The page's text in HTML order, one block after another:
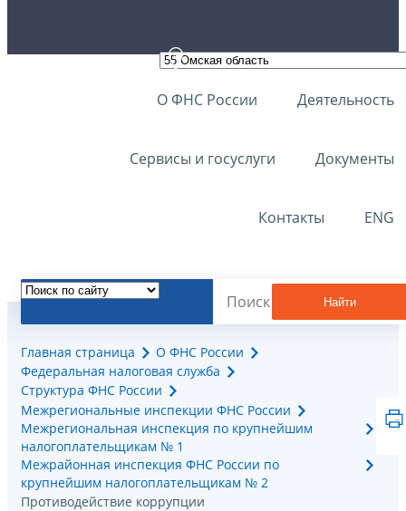
О ФНС России Деятельность
Сервисы и госуслуги Документы
Контакты ENG
Найти
Главная страница
О ФНС России
Федеральная налоговая служба
Структура ФНС России
Межрегиональные инспекции ФНС России
Межрегиональная инспекция по крупнейшим
налогоплательщикам № 1
Межрайонная инспекция ФНС России по
крупнейшим налогоплательщикам № 2
Противодействие коррупции